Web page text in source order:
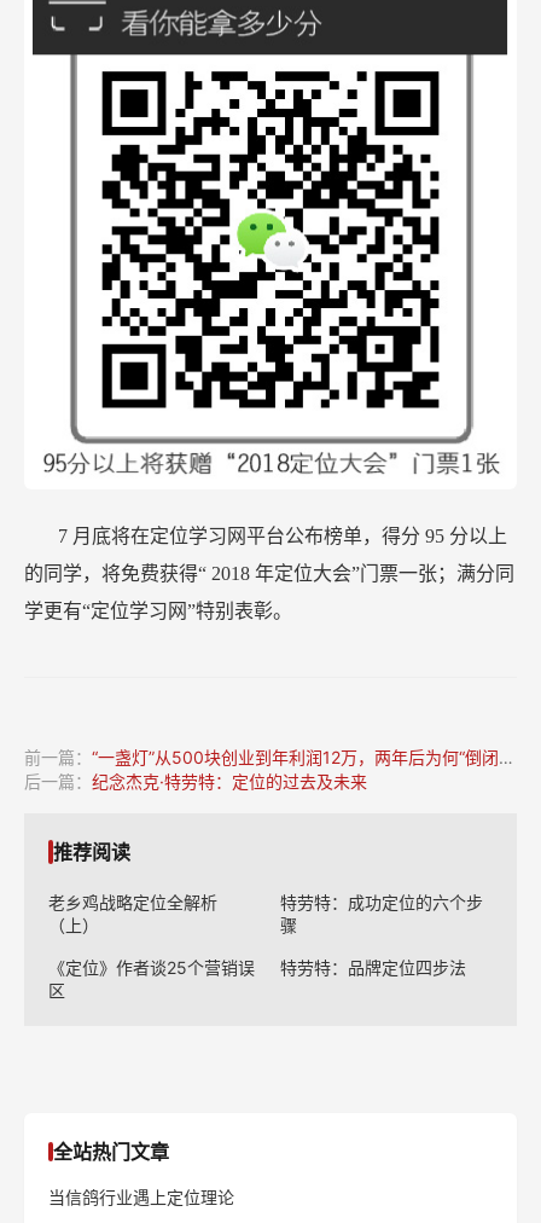
7 月底将在定位学习网平台公布榜单，得分 95 分以上
的同学，将免费获得“ 2018 年定位大会”门票一张；满分同
学更有“定位学习网”特别表彰。
前一篇： “一盏灯”从500块创业到年利润12万，两年后为何“倒闭”了？
后一篇： 纪念杰克·特劳特：定位的过去及未来
推荐阅读
老乡鸡战略定位全解析
（上）
特劳特：成功定位的六个步
骤
《定位》作者谈25个营销误
区
特劳特：品牌定位四步法
全站热门文章
当信鸽行业遇上定位理论